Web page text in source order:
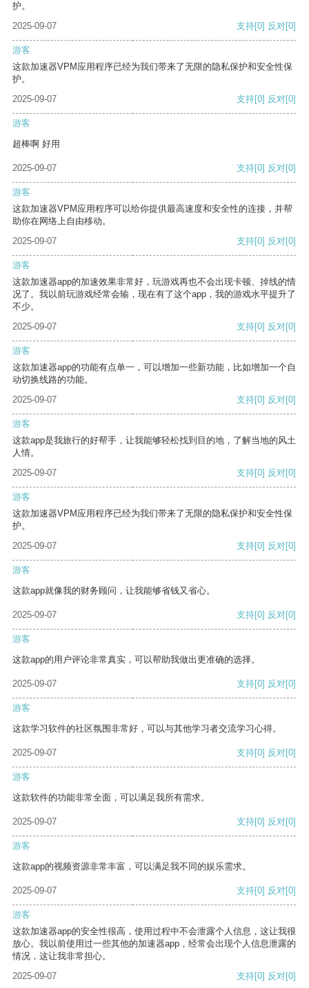
护。
2025-09-07
支持[0] 反对[0]
游客
这款加速器VPM应用程序已经为我们带来了无限的隐私保护和安全性保
护。
2025-09-07
支持[0] 反对[0]
游客
超棒啊 好用
2025-09-07 支持[0] 反对[0]
游客
这款加速器VPM应用程序可以给你提供最高速度和安全性的连接，并帮
助你在网络上自由移动。
2025-09-07
支持[0] 反对[0]
游客
这款加速器app的加速效果非常好，玩游戏再也不会出现卡顿、掉线的情
况了。我以前玩游戏经常会输，现在有了这个app，我的游戏水平提升了
不少。
2025-09-07
支持[0] 反对[0]
游客
这款加速器app的功能有点单一，可以增加一些新功能，比如增加一个自
动切换线路的功能。
2025-09-07
支持[0] 反对[0]
游客
这款app是我旅行的好帮手，让我能够轻松找到目的地，了解当地的风土
人情。
2025-09-07
支持[0] 反对[0]
游客
这款加速器VPM应用程序已经为我们带来了无限的隐私保护和安全性保
护。
2025-09-07
支持[0] 反对[0]
游客
这款app就像我的财务顾问，让我能够省钱又省心。
2025-09-07 支持[0] 反对[0]
游客
这款app的用户评论非常真实，可以帮助我做出更准确的选择。
2025-09-07 支持[0] 反对[0]
游客
这款学习软件的社区氛围非常好，可以与其他学习者交流学习心得。
2025-09-07 支持[0] 反对[0]
游客
这款软件的功能非常全面，可以满足我所有需求。
2025-09-07 支持[0] 反对[0]
游客
这款app的视频资源非常丰富，可以满足我不同的娱乐需求。
2025-09-07 支持[0] 反对[0]
游客
这款加速器app的安全性很高，使用过程中不会泄露个人信息，这让我很
放心。我以前使用过一些其他的加速器app，经常会出现个人信息泄露的
情况，这让我非常担心。
2025-09-07
支持[0] 反对[0]